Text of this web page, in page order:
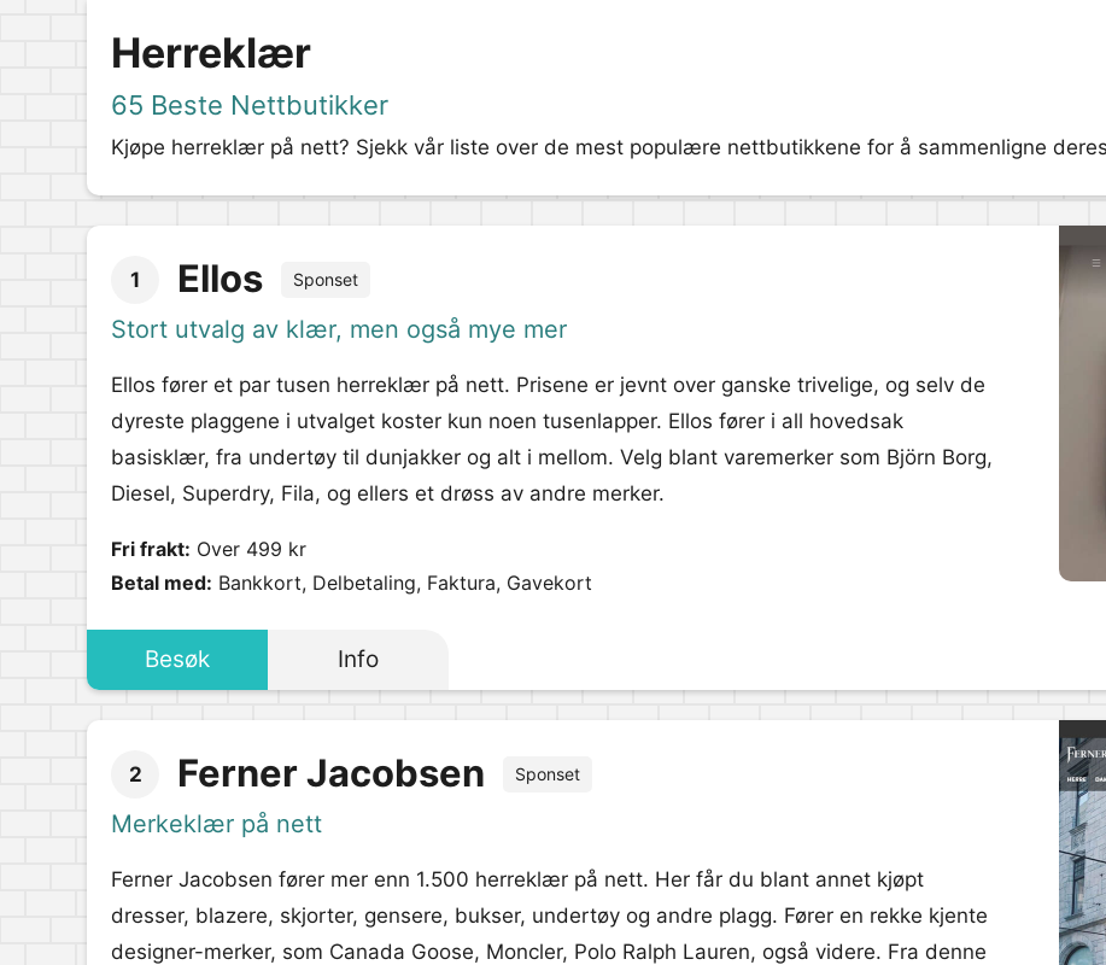
Herreklær
65 Beste Nettbutikker
Kjøpe herreklær på nett? Sjekk vår liste over de mest populære nettbutikkene for å sammenligne
1 Ellos Sponset
Stort utvalg av klær, men også mye mer
Ellos fører et par tusen herreklær på nett. Prisene er jevnt over ganske trivelige, og selv de
dyreste plaggene i utvalget koster kun noen tusenlapper. Ellos fører i all hovedsak
basisklær, fra undertøy til dunjakker og alt i mellom. Velg blant varemerker som Björn Borg,
Diesel, Superdry, Fila, og ellers et drøss av andre merker.
Fri frakt: Over 499 kr
Betal med: Bankkort, Delbetaling, Faktura, Gavekort
Besøk Info
2 Ferner Jacobsen Sponset
Merkeklær på nett
Ferner Jacobsen fører mer enn 1.500 herreklær på nett. Her får du blant annet kjøpt
dresser, blazere, skjorter, gensere, bukser, undertøy og andre plagg. Fører en rekke kjente
designer-merker, som Canada Goose, Moncler, Polo Ralph Lauren, også videre. Fra denne